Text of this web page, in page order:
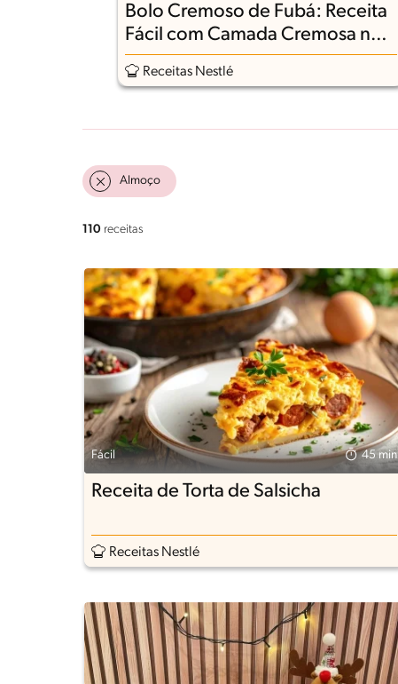
Bolo Cremoso de Fubá: Receita
Fácil com Camada Cremosa no
Meio
Receitas Nestlé
Almoço
110 receitas
Fácil 45 min
Receita de Torta de Salsicha
Receitas Nestlé